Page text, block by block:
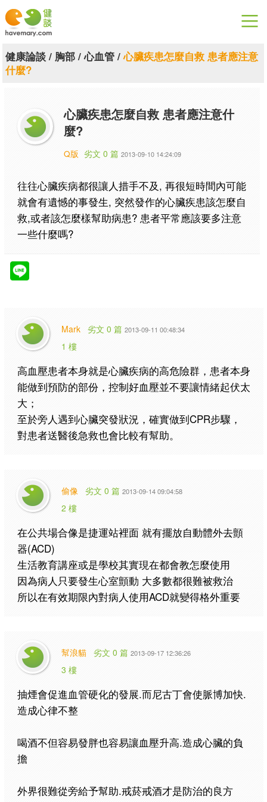
漫漫健康
關於健談
聯絡我們
健康論談/ 胸部/心血管/心臟疾患怎麼自救 患者應注意
什麼?
心臟疾患怎麼自救 患者應注意什
麼?
Q版 劣文 0 篇 2013-09-10 14:24:09
往往心臟疾病都很讓人措手不及, 再很短時間內可能
就會有遺憾的事發生, 突然發作的心臟疾患該怎麼自
救,或者該怎麼樣幫助病患? 患者平常應該要多注意
一些什麼嗎?
Mark 劣文 0 篇 2013-09-11 00:48:34
1 樓
高血壓患者本身就是心臟疾病的高危險群，患者本身
能做到預防的部份，控制好血壓並不要讓情緒起伏太
大；
至於旁人遇到心臟突發狀況，確實做到CPR步驟，
對患者送醫後急救也會比較有幫助。
偷像 劣文 0 篇 2013-09-14 09:04:58
2 樓
在公共場合像是捷運站裡面 就有擺放自動體外去顫
器(ACD)
生活教育講座或是學校其實現在都會教怎麼使用
因為病人只要發生心室顫動 大多數都很難被救治
所以在有效期限內對病人使用ACD就變得格外重要
幫浪貓 劣文 0 篇 2013-09-17 12:36:26
3 樓
抽煙會促進血管硬化的發展.而尼古丁會使脈博加快.
造成心律不整
喝酒不但容易發胖也容易讓血壓升高.造成心臟的負
擔
外界很難從旁給予幫助.戒菸戒酒才是防治的良方